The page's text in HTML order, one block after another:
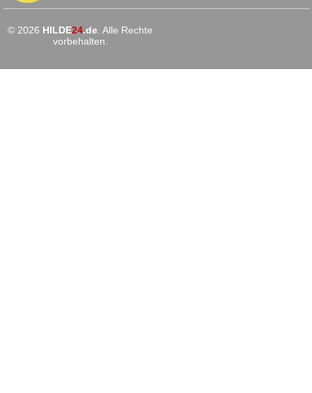
© 2026 HILDE24.de . Alle Rechte
vorbehalten.